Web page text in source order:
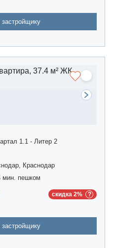
застройщику
1.1 - Литер 2
Краснодар
мин. пешком
скидка 2%
застройщику